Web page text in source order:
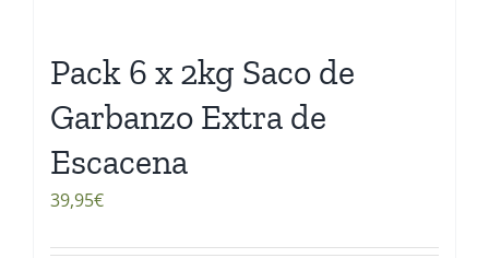
Pack 6 x 2kg Saco de
Garbanzo Extra de
Escacena
39,95€